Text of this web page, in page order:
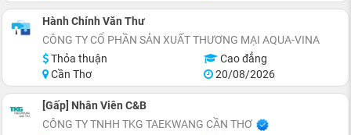
Hành Chính Văn Thư
CÔNG TY CỔ PHẦN SẢN XUẤT THƯƠNG MẠI AQUA-VINA
Thỏa thuận
Cao đẳng
Cần Thơ
20/08/2026
[Gấp] Nhân Viên C&B
CÔNG TY TNHH TKG TAEKWANG CẦN THƠ